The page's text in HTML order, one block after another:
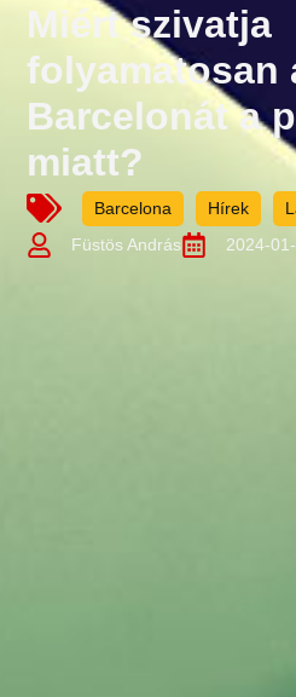
Miért szivatja
folyamatosan
Barcelonát a
miatt?
Barcelona Hírek
Füstös András
2024-